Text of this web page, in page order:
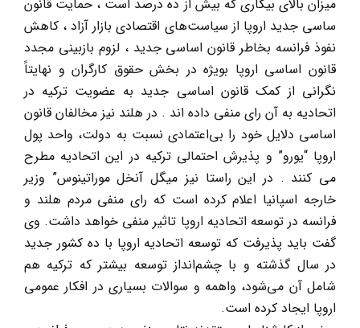
میزان بالای بیکاری که بیش از ده درصد است ، حمایت قانون
ساسی جدید اروپا از سیاست‌های اقتصادی بازار آزاد ، کاهش
نفوذ فرانسه بخاطر قانون اساسی جدید ، لزوم بازبینی مجدد
قانون اساسی اروپا بویژه در بخش حقوق کارگران و نهایتاً
نگرانی از کمک قانون اساسی جدید به عضویت ترکیه در
اتحادیه به آن رای منفی داده اند . در هلند نیز مخالفان قانون
اساسی دلایل خود را بی‌اعتمادی نسبت به دولت، واحد پول
اروپا “یورو” و پذیرش احتمالی ترکیه در این اتحادیه مطرح
می کنند . در این راستا نیز میگل آنخل موراتینوس” وزیر
خارجه اسپانیا اعلام کرده است که رای منفی مردم هلند و
فرانسه در توسعه اتحادیه اروپا تاثیر منفی خواهد داشت. وی
گفت باید پذیرفت که توسعه اتحادیه اروپا با ده کشور جدید
در سال گذشته و با چشم‌انداز توسعه بیشتر که ترکیه هم
شامل آن می‌شود، واهمه و سوالات بسیاری در افکار عمومی
اروپا ایجاد کرده است.